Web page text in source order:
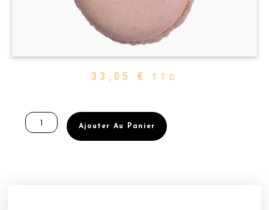
33,05 € TTC
de
BOÎTE
Ajouter Au Panier